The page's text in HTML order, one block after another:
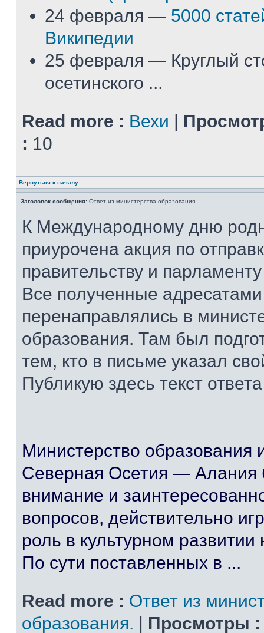
24 февраля — 5000
Википедии
25 февраля — Круглый
осетинского ...
Read more : Вехи |
: 10
Вернуться к началу
Заголовок сообщения: Ответ из министерства образования.
К Международному дню
приурочена акция по
правительству и
Все полученные
перенаправлялись в
образования. Там был
тем, кто в письме указал
Публикую здесь текст
Министерство образования
Северная Осетия — Алания
внимание и
вопросов, действительно
роль в культурном
По сути поставленных в ...
Read more : Ответ из
образования. | Просмотры :